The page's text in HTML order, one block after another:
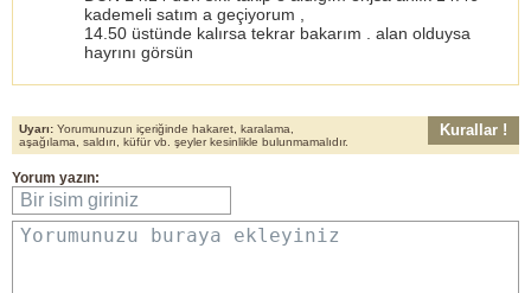
kademeli satım a geçiyorum ,
14.50 üstünde kalırsa tekrar bakarım . alan olduysa
hayrını görsün
Uyarı: Yorumunuzun içeriğinde hakaret, karalama,
aşağılama, saldırı, küfür vb. şeyler kesinlikle bulunmamalıdır.
Kurallar !
Yorum yazın:
Bir isim giriniz
Yorumunuzu buraya ekleyiniz